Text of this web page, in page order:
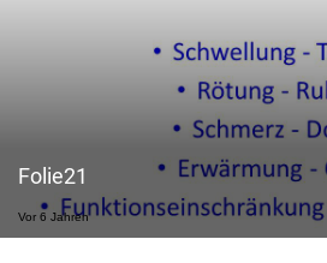
Folie21
Vor 6 Jahren